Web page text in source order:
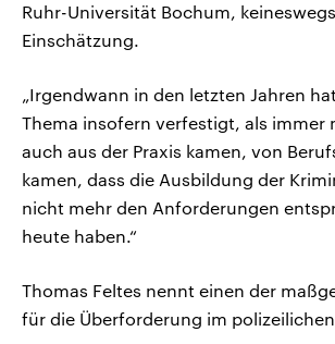
Ruhr-Universität Bochum,
Einschätzung.
„Irgendwann in den letzten Jahren
Thema insofern verfestigt, als immer
auch aus der Praxis kamen, von
kamen, dass die Ausbildung der
nicht mehr den Anforderungen
heute haben.“
Thomas Feltes nennt einen der
für die Überforderung im